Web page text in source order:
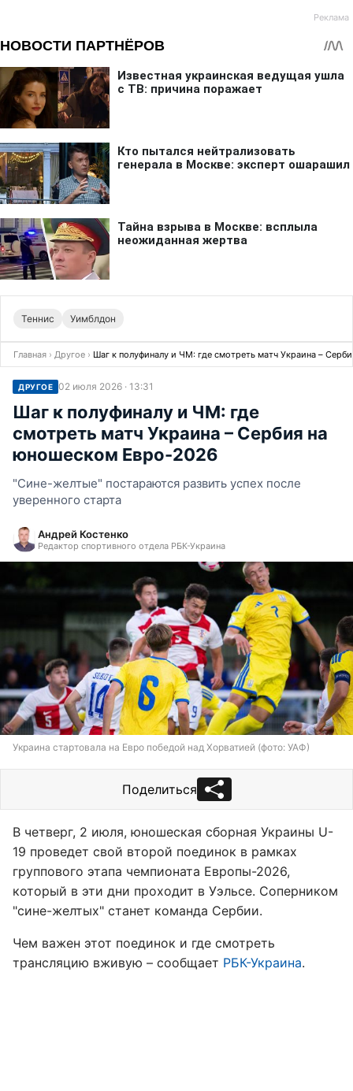
Теннис Уимблдон
Главная › Другое › Шаг к полуфиналу и ЧМ: где смотреть матч Украина –
ДРУГОЕ 02 июля 2026 · 13:31
Шаг к полуфиналу и ЧМ: где
смотреть матч Украина – Сербия на
юношеском Евро-2026
"Сине-желтые" постараются развить успех после
уверенного старта
Андрей Костенко
Редактор спортивного отдела РБК-Украина
Украина стартовала на Евро победой над Хорватией (фото: УАФ)
Поделиться
В четверг, 2 июля, юношеская сборная Украины U-
19 проведет свой второй поединок в рамках
группового этапа чемпионата Европы-2026,
который в эти дни проходит в Уэльсе. Соперником
"сине-желтых" станет команда Сербии.
Чем важен этот поединок и где смотреть
трансляцию вживую – сообщает РБК-Украина.